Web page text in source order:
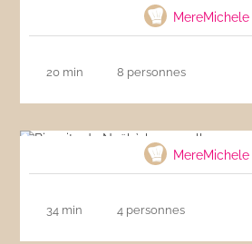
MereMichele
20 min 8 personnes
MereMichele
34 min 4 personnes